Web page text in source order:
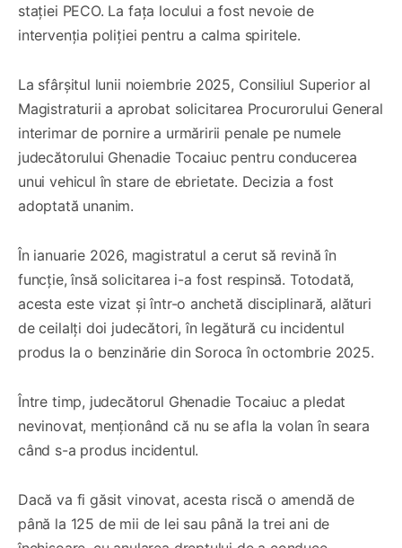
stației PECO. La fața locului a fost nevoie de
intervenția poliției pentru a calma spiritele.
La sfârșitul lunii noiembrie 2025, Consiliul Superior al
Magistraturii a aprobat solicitarea Procurorului General
interimar de pornire a urmăririi penale pe numele
judecătorului Ghenadie Tocaiuc pentru conducerea
unui vehicul în stare de ebrietate. Decizia a fost
adoptată unanim.
În ianuarie 2026, magistratul a cerut să revină în
funcție, însă solicitarea i-a fost respinsă. Totodată,
acesta este vizat și într-o anchetă disciplinară, alături
de ceilalți doi judecători, în legătură cu incidentul
produs la o benzinărie din Soroca în octombrie 2025.
Între timp, judecătorul Ghenadie Tocaiuc a pledat
nevinovat, menționând că nu se afla la volan în seara
când s-a produs incidentul.
Dacă va fi găsit vinovat, acesta riscă o amendă de
până la 125 de mii de lei sau până la trei ani de